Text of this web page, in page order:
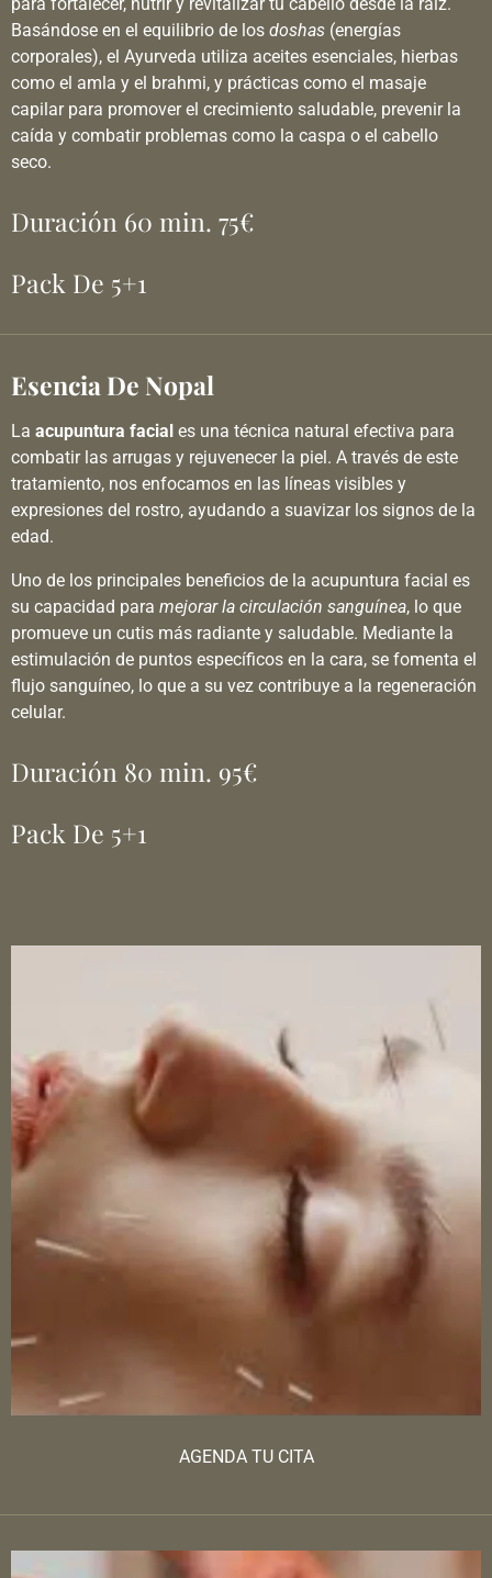
Basándose en el equilibrio de los doshas (energías
corporales), el Ayurveda utiliza aceites esenciales, hierbas
como el amla y el brahmi, y prácticas como el masaje
capilar para promover el crecimiento saludable, prevenir la
caída y combatir problemas como la caspa o el cabello
seco.
Duración 60 min. 75€
Pack De 5+1
Esencia De Nopal
La acupuntura facial es una técnica natural efectiva para
combatir las arrugas y rejuvenecer la piel. A través de este
tratamiento, nos enfocamos en las líneas visibles y
expresiones del rostro, ayudando a suavizar los signos de la
edad.
Uno de los principales beneficios de la acupuntura facial es
su capacidad para mejorar la circulación sanguínea, lo que
promueve un cutis más radiante y saludable. Mediante la
estimulación de puntos específicos en la cara, se fomenta el
flujo sanguíneo, lo que a su vez contribuye a la regeneración
celular.
Duración 80 min. 95€
Pack De 5+1
AGENDA TU CITA